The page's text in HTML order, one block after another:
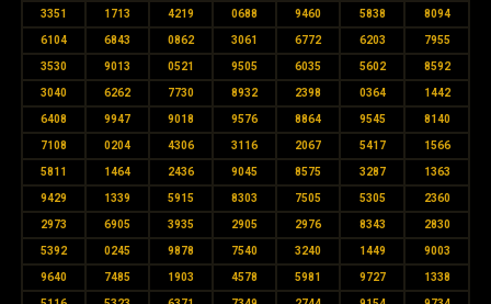
3351 1713 4219 0688 9460 5838 8094
6104 6843 0862 3061 6772 6203 7955
3530 9013 0521 9505 6035 5602 8592
3040 6262 7730 8932 2398 0364 1442
6408 9947 9018 9576 8864 9545 8140
7108 0204 4306 3116 2067 5417 1566
5811 1464 2436 9045 8575 3287 1363
9429 1339 5915 8303 7505 5305 2360
2973 6905 3935 2905 2976 8343 2830
5392 0245 9878 7540 3240 1449 9003
9640 7485 1903 4578 5981 9727 1338